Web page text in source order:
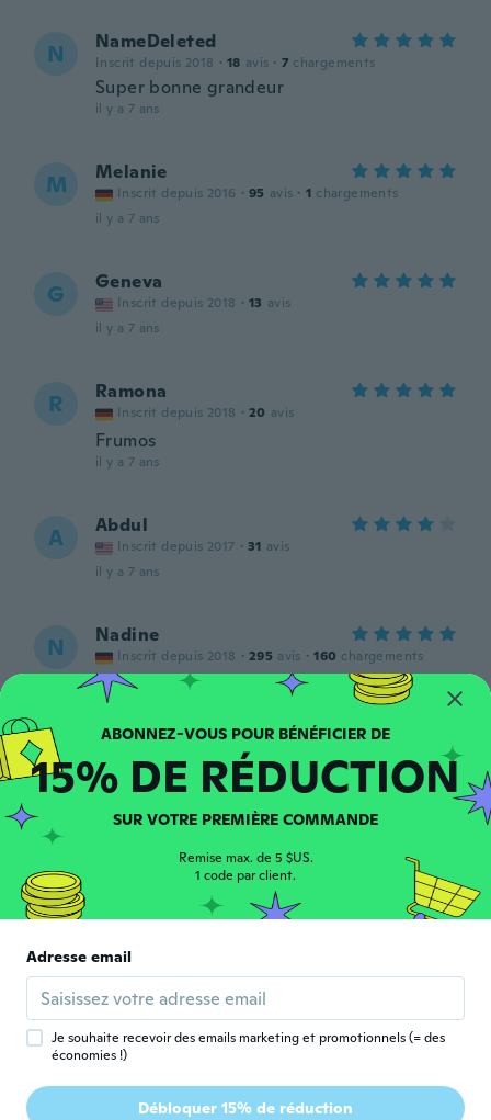
N NameDeleted
Inscrit depuis 2018 · 18 avis · 7 chargements
Super bonne grandeur
il y a 7 ans
M Melanie
Inscrit depuis 2016 · 95 avis · 1 chargements
il y a 7 ans
G Geneva
Inscrit depuis 2018 · 13 avis
il y a 7 ans
R Ramona
Inscrit depuis 2018 · 20 avis
Frumos
il y a 7 ans
A Abdul
Inscrit depuis 2017 · 31 avis
il y a 7 ans
N Nadine
Inscrit depuis 2018 · 295 avis · 160 chargements
Die Schuhe sind genau so wie in der
Beschreibung steht . Einfach klasse sehr
leicht die Schuhe. Kann ich nur weiter
empfehlen Daumen hoch
il y a 7 ans
I Isabela
Inscrit depuis 2018 97 avis · 2
Comprei,gostei e aprovei. Pena que fico
muito pequeno 😌
il y a 7 ans
K Katiany
Inscrit depuis 2017 · 1 avis
Inma
Inscrit depuis 2017 · 37 avis
15% DE RÉDUCTION
SUR VOTRE PREMIÈRE COMMANDE
Remise max. de 5 $US.
1 code par client.
Adresse email
Je souhaite recevoir des emails marketing et promotionnels (= des
économies !)
Débloquer 15% de réduction